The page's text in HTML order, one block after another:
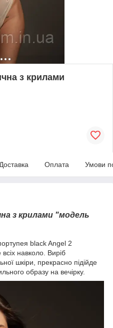
з крилами
Доставка Оплата Умови
з крилами "модель
black Angel 2
навколо. Виріб
шкіри, прекрасно підійде
образу на вечірку.